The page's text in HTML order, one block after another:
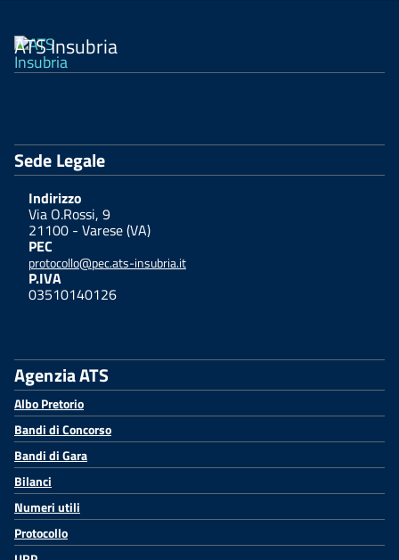
ATS Insubria
Sede Legale
Indirizzo
Via O.Rossi, 9
21100 - Varese (VA)
PEC
protocollo@pec.ats-insubria.it
P.IVA
03510140126
Agenzia ATS
Albo Pretorio
Bandi di Concorso
Bandi di Gara
Bilanci
Numeri utili
Protocollo